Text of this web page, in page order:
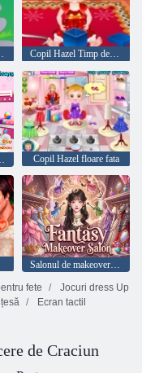
Party Copil Hazel Timp de Crăciun
Timp Copil Hazel floare fata
Salonul de makeover fantezie
fete
Jocuri dress Up
Ecran tactil
de Craciun